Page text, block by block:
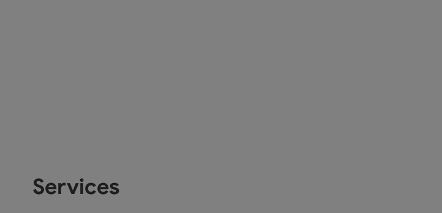
Services